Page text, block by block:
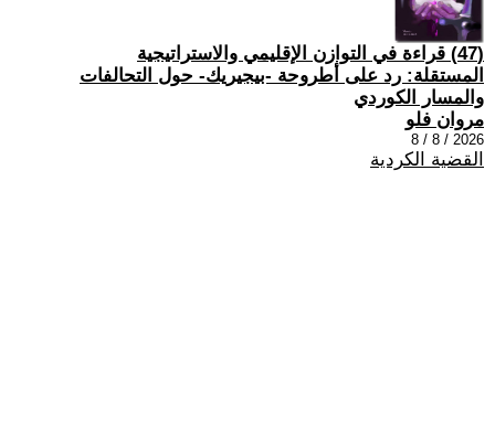
(47) قراءة في التوازن الإقليمي والاستراتيجية
المستقلة: رد على أطروحة -بيجيريك- حول التحالفات
والمسار الكوردي
مروان فلو
2026 / 8 / 8
القضية الكردية